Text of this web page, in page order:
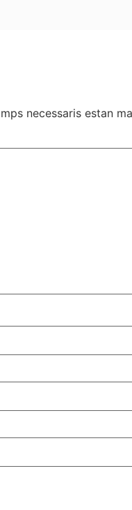
necessaris estan